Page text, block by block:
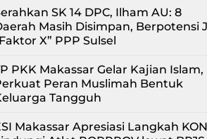
SK 14 DPC, Ilham AU: 8
Masih Disimpan, Berpotensi
X” PPP Sulsel
PKK Makassar Gelar Kajian Islam,
Peran Muslimah Bentuk
Tangguh
Makassar Apresiasi Langkah